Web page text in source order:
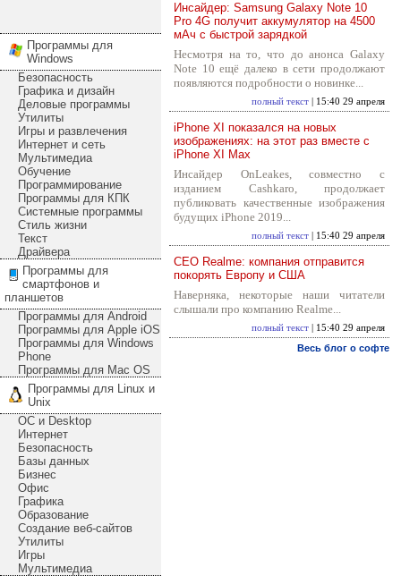
Программы для
Windows
Безопасность
Графика и дизайн
Деловые программы
Утилиты
Игры и развлечения
Интернет и сеть
Мультимедиа
Обучение
Программирование
Программы для КПК
Системные программы
Стиль жизни
Текст
Драйвера
Программы для
смартфонов и
планшетов
Программы для Android
Программы для Apple iOS
Программы для Windows
Phone
Программы для Mac OS
Программы для Linux и
Unix
ОС и Desktop
Интернет
Безопасность
Базы данных
Бизнес
Офис
Графика
Образование
Создание веб-сайтов
Утилиты
Игры
Мультимедиа
Инсайдер: Samsung Galaxy Note 10
Pro 4G получит аккумулятор на 4500
мАч с быстрой зарядкой
Несмотря на то, что до анонса Galaxy
Note 10 ещё далеко в сети продолжают
появляются подробности о новинке...
полный текст | 15:40 29 апреля
iPhone XI показался на новых
изображениях: на этот раз вместе с
iPhone XI Max
Инсайдер OnLeakes, совместно с
изданием Cashkaro, продолжает
публиковать качественные изображения
будущих iPhone 2019...
полный текст | 15:40 29 апреля
CEO Realme: компания отправится
покорять Европу и США
Наверняка, некоторые наши читатели
слышали про компанию Realme...
полный текст | 15:40 29 апреля
Весь блог о софте